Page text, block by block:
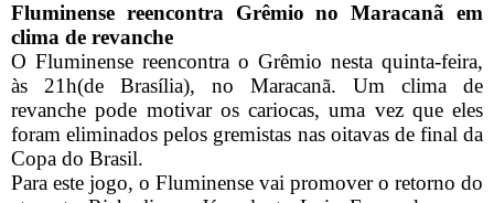
Fluminense reencontra Grêmio no Maracanã em
clima de revanche
O Fluminense reencontra o Grêmio nesta quinta-feira,
às 21h(de Brasília), no Maracanã. Um clima de
revanche pode motivar os cariocas, uma vez que eles
foram eliminados pelos gremistas nas oitavas de final da
Copa do Brasil.
Para este jogo, o Fluminense vai promover o retorno do